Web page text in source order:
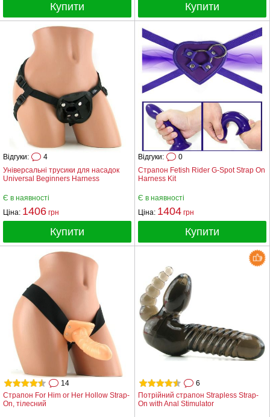
Купити Купити
Універсальні трусики для насадок
Universal Beginners Harness
Відгуки: 4
Є в наявності
Ціна: 1406 грн
Купити
Страпон Fetish Rider G-Spot Strap On
Harness Kit
Відгуки: 0
Є в наявності
Ціна: 1404 грн
Купити
Страпон For Him or Her Hollow Strap-
On, тілесний
14
Потрійний страпон Strapless Strap-
On with Anal Stimulator
6